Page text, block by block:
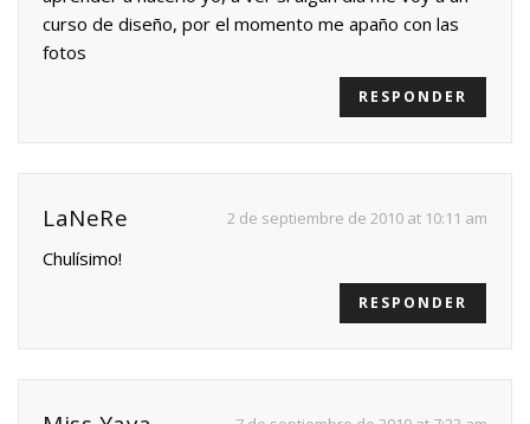
curso de diseño, por el momento me apaño con las
fotos
RESPONDER
LaNeRe 2 de septiembre de 2010 at 10:11 am
Chulísimo!
RESPONDER